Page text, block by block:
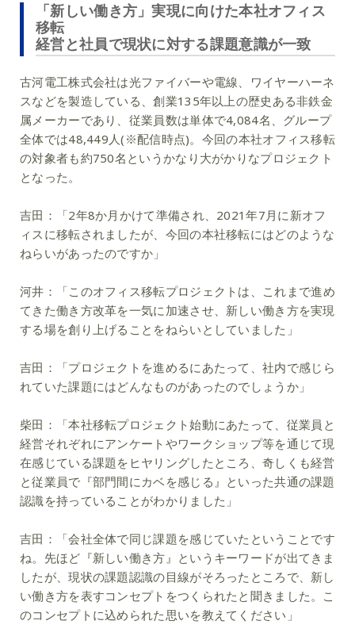
「新しい働き方」実現に向けた本社オフィス
移転
経営と社員で現状に対する課題意識が一致
古河電工株式会社は光ファイバーや電線、ワイヤーハーネ
スなどを製造している、創業135年以上の歴史ある非鉄金
属メーカーであり、従業員数は単体で4,084名、グループ
全体では48,449人(※配信時点)。今回の本社オフィス移転
の対象者も約750名というかなり大がかりなプロジェクト
となった。
吉田：
「2年8か月かけて準備され、2021年7月に新オフ
ィスに移転されましたが、今回の本社移転にはどのような
ねらいがあったのですか」
河井：
「このオフィス移転プロジェクトは、これまで進め
てきた働き方改革を一気に加速させ、新しい働き方を実現
する場を創り上げることをねらいとしていました」
吉田：
「プロジェクトを進めるにあたって、社内で感じら
れていた課題にはどんなものがあったのでしょうか」
柴田：
「本社移転プロジェクト始動にあたって、従業員と
経営それぞれにアンケートやワークショップ等を通じて現
在感じている課題をヒヤリングしたところ、奇しくも経営
と従業員で『部門間にカベを感じる』といった共通の課題
認識を持っていることがわかりました」
吉田：
「会社全体で同じ課題を感じていたということです
ね。先ほど『新しい働き方』というキーワードが出てきま
したが、現状の課題認識の目線がそろったところで、新し
い働き方を表すコンセプトをつくられたと聞きました。こ
のコンセプトに込められた思いを教えてください」